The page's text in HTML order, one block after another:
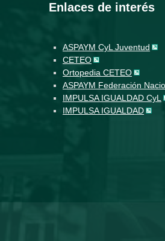
Enlaces de interés
ASPAYM CyL Juventud
CETEO
Ortopedia CETEO
ASPAYM Federación
IMPULSA IGUALDAD CyL
IMPULSA IGUALDAD